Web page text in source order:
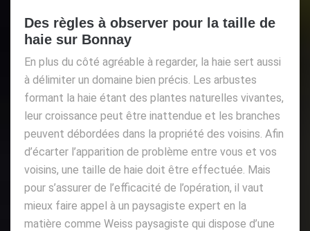
Des règles à observer pour la taille de
haie sur Bonnay
En plus du côté agréable à regarder, la haie sert aussi
à délimiter un domaine bien précis. Les arbustes
formant la haie étant des plantes naturelles vivantes,
leur croissance peut être inattendue et les branches
peuvent débordées dans la propriété des voisins. Afin
d’écarter l’apparition de problème entre vous et vos
voisins, une taille de haie doit être effectuée. Mais
pour s’assurer de l’efficacité de l’opération, il vaut
mieux faire appel à un paysagiste expert en la
matière comme Weiss paysagiste qui dispose d’une